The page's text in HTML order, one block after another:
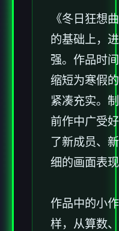
《冬日狂想
的基础上，
强。作品时
缩短为寒假
紧凑充实。
前作中广受
了​​新成员、
细的画面表现
作品中的小
样，从算数